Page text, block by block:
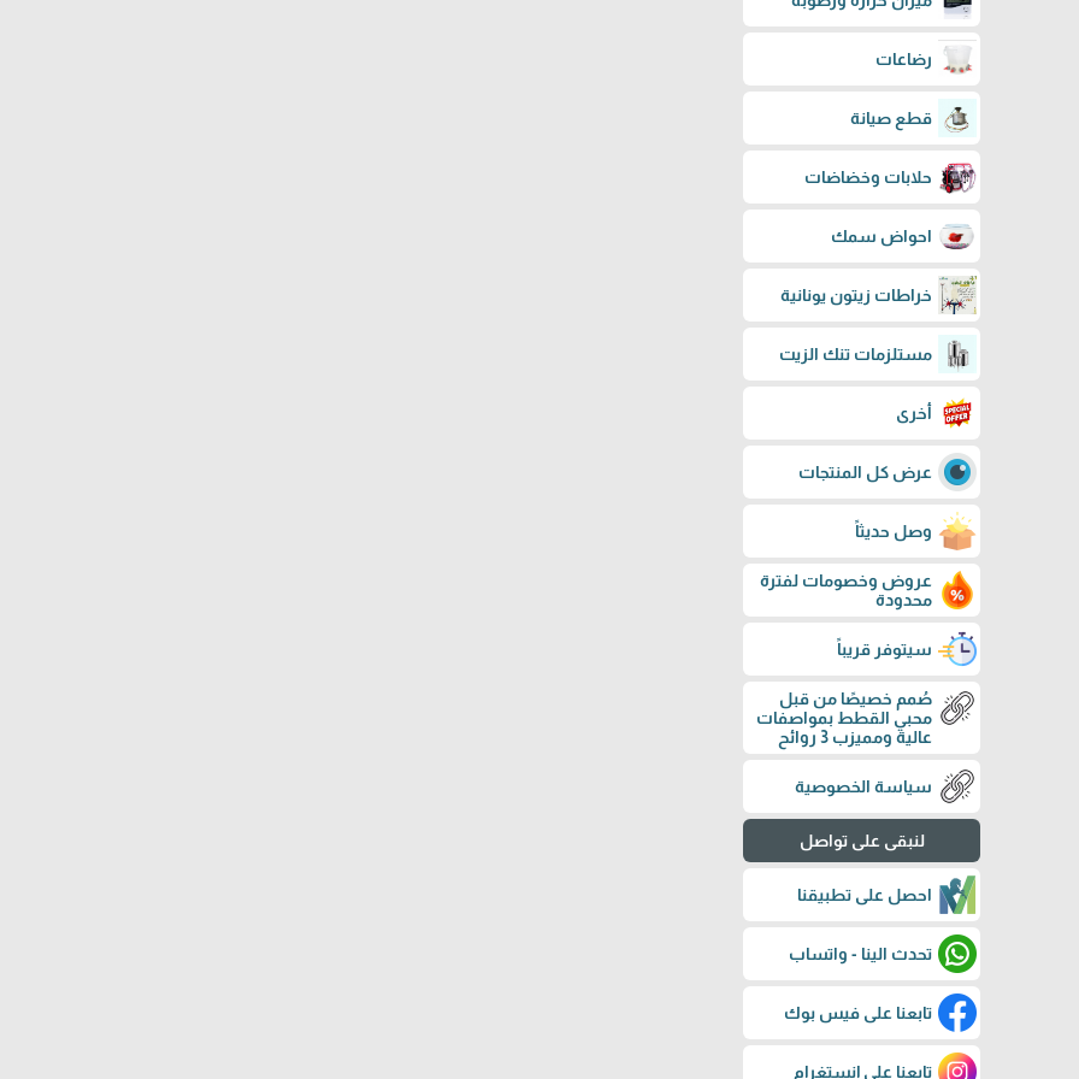
رضاعات
قطع صيانة
حلابات وخضاضات
احواض سمك
خراطات زيتون يونانية
مستلزمات تنك الزيت
أخرى
عرض كل المنتجات
وصل حديثاً
عروض وخصومات لفترة
محدودة
سيتوفر قريباً
صُمم خصيصًا من قبل
محبي القطط بمواصفات
عالية ومميزب 3 روائح
سياسة الخصوصية
لنبقى على تواصل
احصل على تطبيقنا
تحدث الينا - واتساب
تابعنا على فيس بوك
تابعنا على إنستغرام